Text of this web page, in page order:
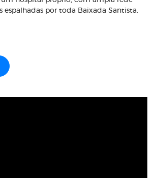
espalhadas por toda Baixada Santista.